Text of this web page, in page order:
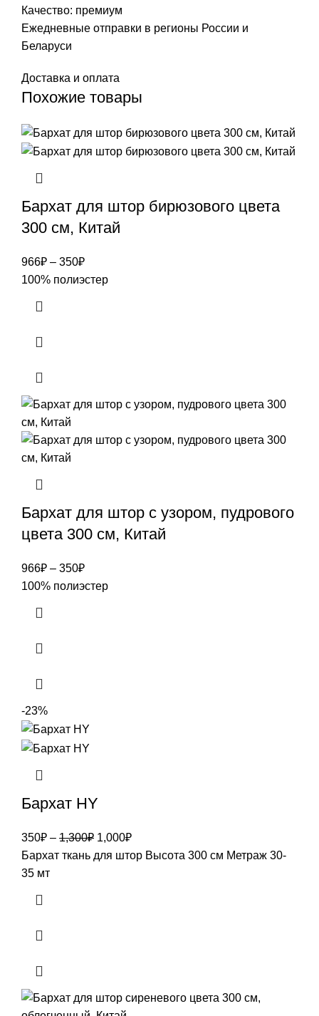
Качество: премиум
Ежедневные отправки в регионы России и
Беларуси
Доставка и оплата
Похожие товары
Бархат для штор бирюзового цвета
300 см, Китай
966₽ – 350₽
100% полиэстер
Бархат для штор с узором, пудрового
цвета 300 см, Китай
966₽ – 350₽
100% полиэстер
-23%
Бархат HY
350₽ – 1,300₽ Первоначальная
цена
1,000₽Текущая
цена:
Бархат ткань для штор Высота 300 см Метраж 30-
35 мт